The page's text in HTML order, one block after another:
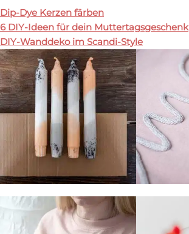
Dip-Dye Kerzen färben
6 DIY-Ideen für dein Muttertagsgeschenk
DIY-Wanddeko im Scandi-Style